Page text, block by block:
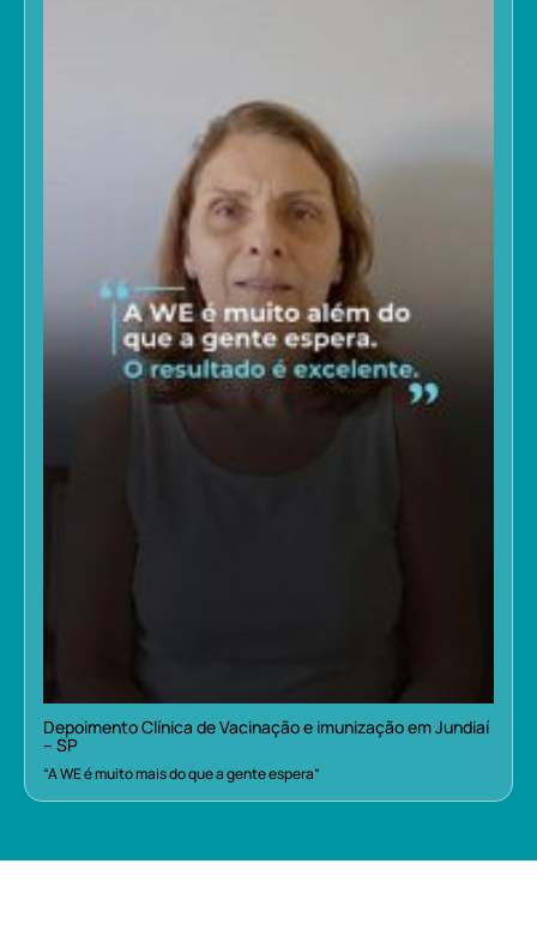
Depoimento Clínica de Vacinação e imunização em Jundiaí
– SP
“A WE é muito mais do que a gente espera”